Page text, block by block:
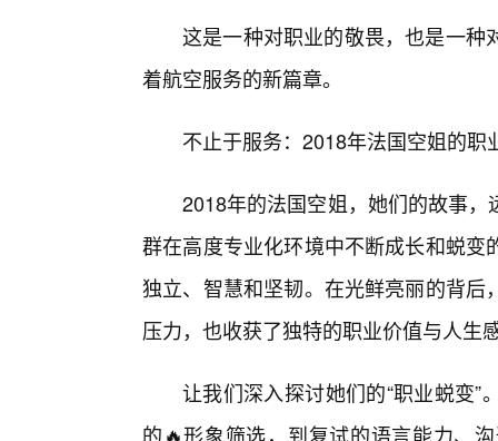
这是一种对职业的敬畏，也是一种
着航空服务的新篇章。
不止于服务：2018年法国空姐的职
2018年的法国空姐，她们的故事
群在高度专业化环境中不断成长和蜕
独立、智慧和坚韧。在光鲜亮丽的背
压力，也收获了独特的职业价值与人生
让我们深入探讨她们的“职业蜕变
的🔥形象筛选，到复试的语言能力、